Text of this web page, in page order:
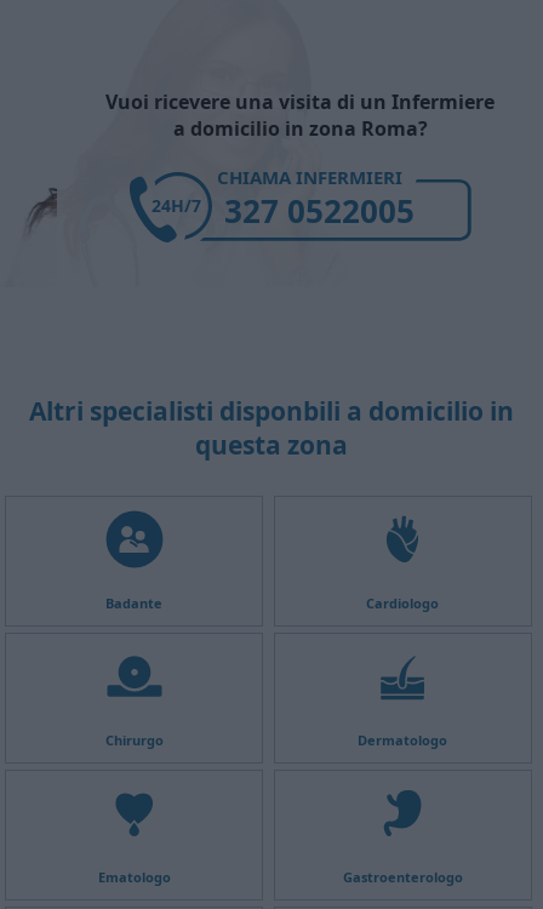
Vuoi ricevere una visita di un Infermiere
a domicilio in zona Roma?
CHIAMA INFERMIERI
327 0522005
24H/7
Altri specialisti disponbili a domicilio in
questa zona
Badante Cardiologo
Chirurgo Dermatologo
Ematologo Gastroenterologo